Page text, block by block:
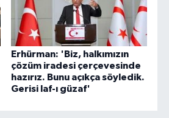
Erhürman: 'Biz, halkımızın
çözüm iradesi çerçevesinde
hazırız. Bunu açıkça söyledik.
Gerisi laf-ı güzaf'